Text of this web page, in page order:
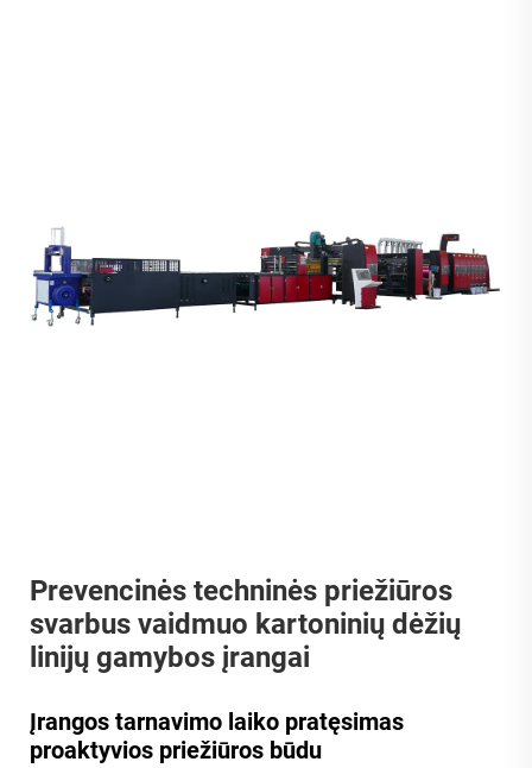
Prevencinės techninės priežiūros
svarbus vaidmuo kartoninių dėžių
linijų gamybos įrangai
Įrangos tarnavimo laiko pratęsimas
proaktyvios priežiūros būdu